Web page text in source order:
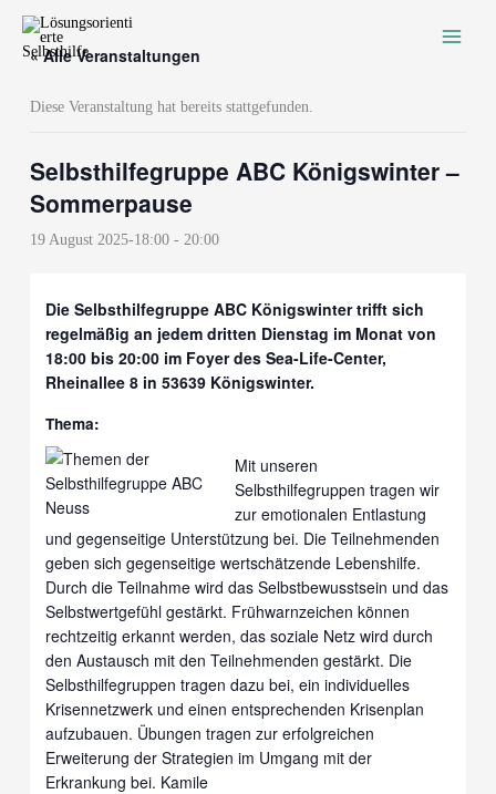
Inhalt
springen« Alle Veranstaltungen
Diese Veranstaltung hat bereits stattgefunden.
Selbsthilfegruppe ABC Königswinter –
Sommerpause
19 August 2025-18:00 -20:00
Die Selbsthilfegruppe ABC Königswinter trifft sich
regelmäßig an jedem dritten Dienstag im Monat von
18:00 bis 20:00 im Foyer des Sea-Life-Center,
Rheinallee 8 in 53639 Königswinter.
Thema:
Mit unseren
Selbsthilfegruppen tragen wir
zur emotionalen Entlastung
und gegenseitige Unterstützung bei. Die Teilnehmenden
geben sich gegenseitige wertschätzende Lebenshilfe.
Durch die Teilnahme wird das Selbstbewusstsein und das
Selbstwertgefühl gestärkt. Frühwarnzeichen können
rechtzeitig erkannt werden, das soziale Netz wird durch
den Austausch mit den Teilnehmenden gestärkt. Die
Selbsthilfegruppen tragen dazu bei, ein individuelles
Krisennetzwerk und einen entsprechenden Krisenplan
aufzubauen. Übungen tragen zur erfolgreichen
Erweiterung der Strategien im Umgang mit der
Erkrankung bei. Kamile